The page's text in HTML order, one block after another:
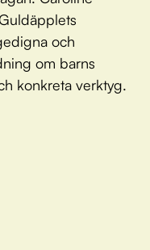
och
om barns
konkreta verktyg.